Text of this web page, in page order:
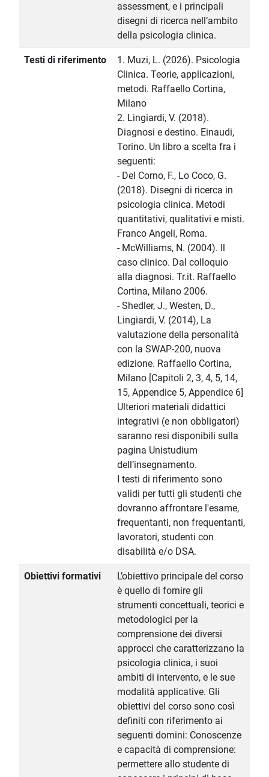
assessment, e i principali
disegni di ricerca nell’ambito
della psicologia clinica.
Testi di riferimento
1. Muzi, L. (2026). Psicologia
Clinica. Teorie, applicazioni,
metodi. Raffaello Cortina,
Milano
2. Lingiardi, V. (2018).
Diagnosi e destino. Einaudi,
Torino. Un libro a scelta fra i
seguenti:
- Del Corno, F., Lo Coco, G.
(2018). Disegni di ricerca in
psicologia clinica. Metodi
quantitativi, qualitativi e misti.
Franco Angeli, Roma.
- McWilliams, N. (2004). Il
caso clinico. Dal colloquio
alla diagnosi. Tr.it. Raffaello
Cortina, Milano 2006.
- Shedler, J., Westen, D.,
Lingiardi, V. (2014), La
valutazione della personalità
con la SWAP-200, nuova
edizione. Raffaello Cortina,
Milano [Capitoli 2, 3, 4, 5, 14,
15, Appendice 5, Appendice 6]
Ulteriori materiali didattici
integrativi (e non obbligatori)
saranno resi disponibili sulla
pagina Unistudium
dell’insegnamento.
I testi di riferimento sono
validi per tutti gli studenti che
dovranno affrontare l'esame,
frequentanti, non frequentanti,
lavoratori, studenti con
disabilità e/o DSA.
Obiettivi formativi
L’obiettivo principale del corso
è quello di fornire gli
strumenti concettuali, teorici e
metodologici per la
comprensione dei diversi
approcci che caratterizzano la
psicologia clinica, i suoi
ambiti di intervento, e le sue
modalità applicative. Gli
obiettivi del corso sono così
definiti con riferimento ai
seguenti domini: Conoscenze
e capacità di comprensione:
permettere allo studente di